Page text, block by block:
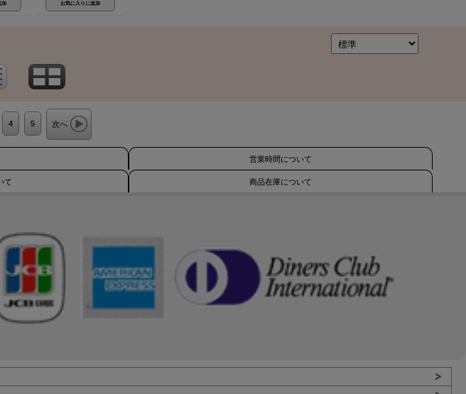
4 5 次へ
営業時間について
て 商品在庫について